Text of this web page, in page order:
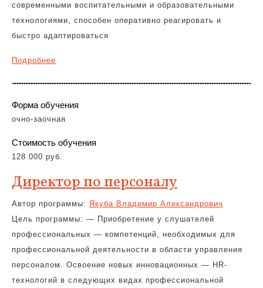
современными воспитательными и образовательными
технологиями, способен оперативно реагировать и
быстро адаптироваться
Подробнее
Форма обучения
очно-заочная
Стоимость обучения
128 000 руб.
Директор по персоналу
Автор программы: Якуба Владимир Александрович
Цель программы: — Приобретение у слушателей
профессиональных — компетенций, необходимых для
профессиональной деятельности в области управления
персоналом. Освоение новых инновационных — HR-
технологий в следующих видах профессиональной